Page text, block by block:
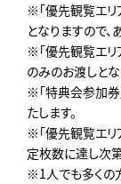
※「優先観覧エ
となりますので、
※「優先観覧エリ
のみのお渡しとな
※「特典会参加
たします。
※「優先観覧エリ
定枚数に達し次
※1人でも多くの